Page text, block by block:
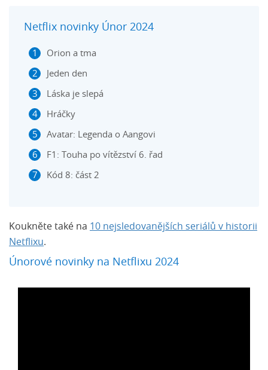
Netflix novinky Únor 2024
Orion a tma
Jeden den
Láska je slepá
Hráčky
Avatar: Legenda o Aangovi
F1: Touha po vítězství 6. řad
Kód 8: část 2
Koukněte také na 10 nejsledovanějších seriálů v historii
Netflixu.
Únorové novinky na Netflixu 2024